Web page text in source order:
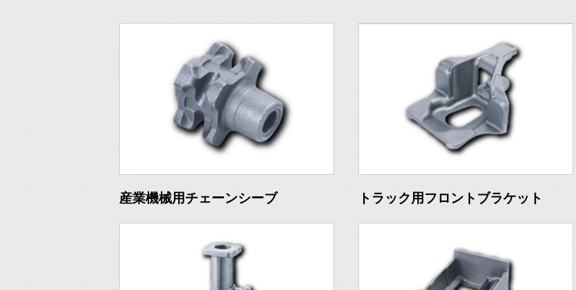
産業機械用チェーンシーブ トラック用フロントブラケット